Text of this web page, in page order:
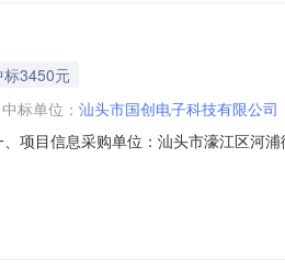
标3450元
中标单位： 汕头市国创电子科技有限公司
项目信息采购单位：汕头市濠江区河
张/包20包/箱;15￥230.0000￥3450.00